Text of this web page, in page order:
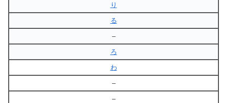
り
る
–
ろ
わ
–
–